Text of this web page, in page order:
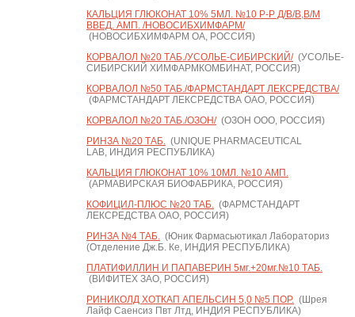
КАЛЬЦИЯ ГЛЮКОНАТ 10% 5МЛ. №10 Р-Р Д/В/В,В/М
ВВЕД. АМП. /НОВОСИБХИМФАРМ/
(НОВОСИБХИМФАРМ ОА, РОССИЯ)
КОРВАЛОЛ №20 ТАБ./УСОЛЬЕ-СИБИРСКИЙ/(УСОЛЬЕ-
СИБИРСКИЙ ХИМФАРМКОМБИНАТ, РОССИЯ)
КОРВАЛОЛ №50 ТАБ./ФАРМСТАНДАРТ ЛЕКСРЕДСТВА/
(ФАРМСТАНДАРТ ЛЕКСРЕДСТВА ОАО, РОССИЯ)
КОРВАЛОЛ №20 ТАБ./ОЗОН/(ОЗОН ООО, РОССИЯ)
РИНЗА №20 ТАБ.(UNIQUE PHARMACEUTICAL
LAB, ИНДИЯ РЕСПУБЛИКА)
КАЛЬЦИЯ ГЛЮКОНАТ 10% 10МЛ. №10 АМП.
(АРМАВИРСКАЯ БИОФАБРИКА, РОССИЯ)
КОФИЦИЛ-ПЛЮС №20 ТАБ.(ФАРМСТАНДАРТ
ЛЕКСРЕДСТВА ОАО, РОССИЯ)
РИНЗА №4 ТАБ.(Юник Фармасьютикал Лабораториз
(Отделение Дж.Б. Ке, ИНДИЯ РЕСПУБЛИКА)
ПЛАТИФИЛЛИН И ПАПАВЕРИН 5мг.+20мг.№10 ТАБ.
(ВИФИТЕХ ЗАО, РОССИЯ)
РИНИКОЛД ХОТКАП АПЕЛЬСИН 5,0 №5 ПОР.(Шрея
Лайф Саенсиз Пвт Лтд, ИНДИЯ РЕСПУБЛИКА)